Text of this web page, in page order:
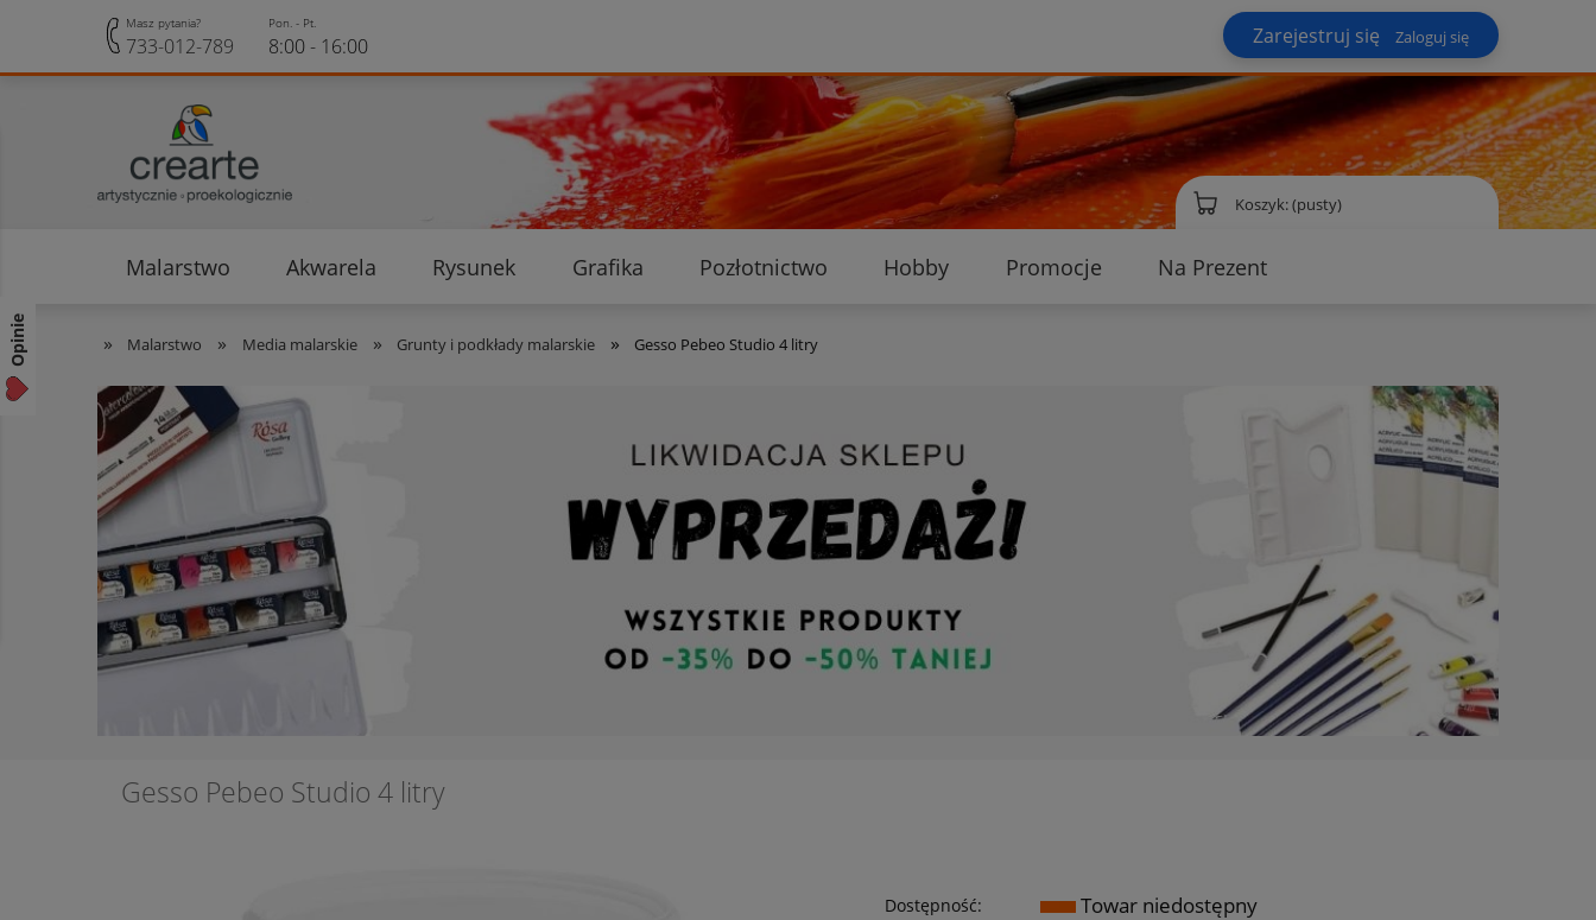
Zarejestruj się Zaloguj się
Koszyk:(pusty)
Malarstwo Akwarela Rysunek Grafika Pozłotnictwo Hobby Promocje
Na Prezent
» Malarstwo » Media malarskie » Grunty i podkłady malarskie » Gesso Pebeo Studio 4 litry
Gesso Pebeo Studio 4 litry
Dostępność: Towar niedostępny
Masz pytania?
733-012-789
Pon. - Pt.
8:00 - 16:00
Opinie